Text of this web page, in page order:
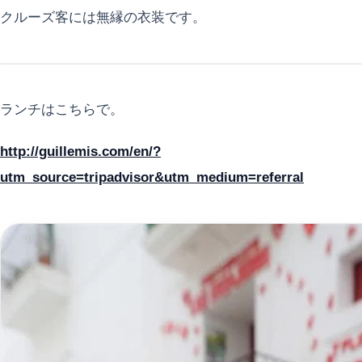
クルーズ客には無縁の衣装です。
ランチはこちらで。
http://guillemis.com/en/?
utm_source=tripadvisor&utm_medium=referral